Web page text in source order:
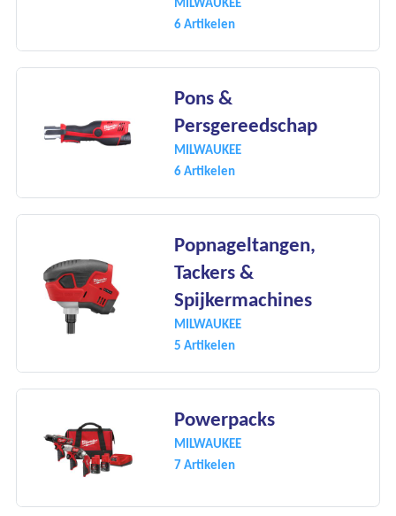
6 Artikelen
Pons &
Persgereedschap
MILWAUKEE
6 Artikelen
Popnageltangen,
Tackers &
Spijkermachines
MILWAUKEE
5 Artikelen
Powerpacks
MILWAUKEE
7 Artikelen